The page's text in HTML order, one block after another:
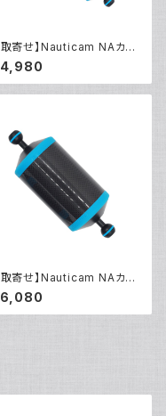
取寄せ】Nauticam NAカー
フロートアームIII 300mm
[40431]
取寄せ】Nauticam NAカー
フロートアームIII 225mm
[40433]